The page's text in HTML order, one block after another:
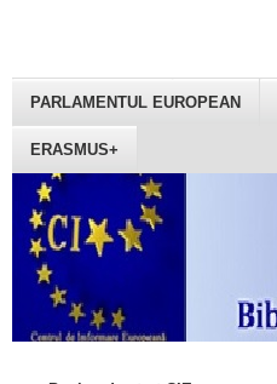
PARLAMENTUL EUROPEAN
ERASMUS+